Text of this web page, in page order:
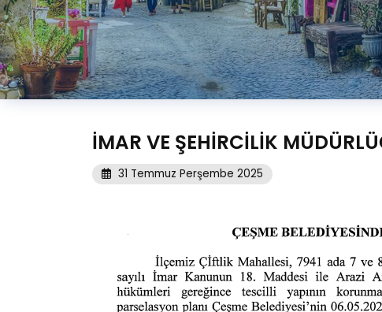
İMAR VE ŞEHİRCİLİK
31 Temmuz Perşembe 2025